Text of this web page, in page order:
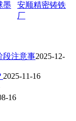
墨
安顺精密铸铁
厂
段注意事2025-12-
2025-11-16
16